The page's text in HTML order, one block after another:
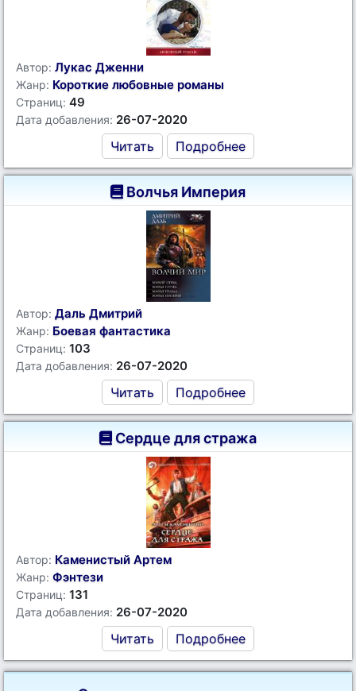
Автор: Лукас Дженни
Жанр: Короткие любовные романы
Страниц: 49
Дата добавления: 26-07-2020
Читать Подробнее
Волчья Империя
Автор: Даль Дмитрий
Жанр: Боевая фантастика
Страниц: 103
Дата добавления: 26-07-2020
Читать Подробнее
Сердце для стража
Автор: Каменистый Артем
Жанр: Фэнтези
Страниц: 131
Дата добавления: 26-07-2020
Читать Подробнее